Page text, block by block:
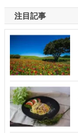
注目記事